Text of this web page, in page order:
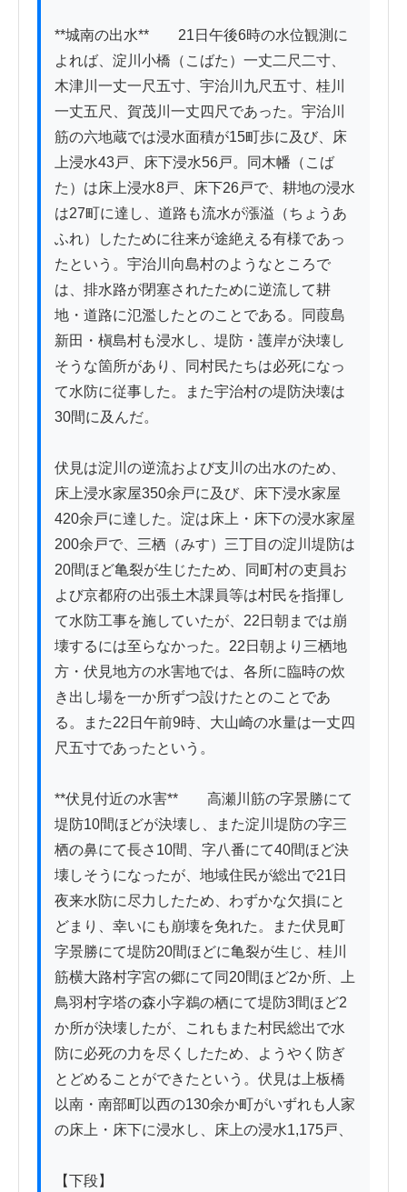
**城南の出水**　　21日午後6時の水位観測に
よれば、淀川小橋（こばた）一丈二尺二寸、
木津川一丈一尺五寸、宇治川九尺五寸、桂川
一丈五尺、賀茂川一丈四尺であった。宇治川
筋の六地蔵では浸水面積が15町歩に及び、床
上浸水43戸、床下浸水56戸。同木幡（こば
た）は床上浸水8戸、床下26戸で、耕地の浸水
は27町に達し、道路も流水が漲溢（ちょうあ
ふれ）したために往来が途絶える有様であっ
たという。宇治川向島村のようなところで
は、排水路が閉塞されたために逆流して耕
地・道路に氾濫したとのことである。同葭島
新田・槇島村も浸水し、堤防・護岸が決壊し
そうな箇所があり、同村民たちは必死になっ
て水防に従事した。また宇治村の堤防決壊は
30間に及んだ。
伏見は淀川の逆流および支川の出水のため、
床上浸水家屋350余戸に及び、床下浸水家屋
420余戸に達した。淀は床上・床下の浸水家屋
200余戸で、三栖（みす）三丁目の淀川堤防は
20間ほど亀裂が生じたため、同町村の吏員お
よび京都府の出張土木課員等は村民を指揮し
て水防工事を施していたが、22日朝までは崩
壊するには至らなかった。22日朝より三栖地
方・伏見地方の水害地では、各所に臨時の炊
き出し場を一か所ずつ設けたとのことであ
る。また22日午前9時、大山崎の水量は一丈四
尺五寸であったという。
**伏見付近の水害**　　高瀬川筋の字景勝にて
堤防10間ほどが決壊し、また淀川堤防の字三
栖の鼻にて長さ10間、字八番にて40間ほど決
壊しそうになったが、地域住民が総出で21日
夜来水防に尽力したため、わずかな欠損にと
どまり、幸いにも崩壊を免れた。また伏見町
字景勝にて堤防20間ほどに亀裂が生じ、桂川
筋横大路村字宮の郷にて同20間ほど2か所、上
鳥羽村字塔の森小字鵜の栖にて堤防3間ほど2
か所が決壊したが、これもまた村民総出で水
防に必死の力を尽くしたため、ようやく防ぎ
とどめることができたという。伏見は上板橋
以南・南部町以西の130余か町がいずれも人家
の床上・床下に浸水し、床上の浸水1,175戸、
【下段】